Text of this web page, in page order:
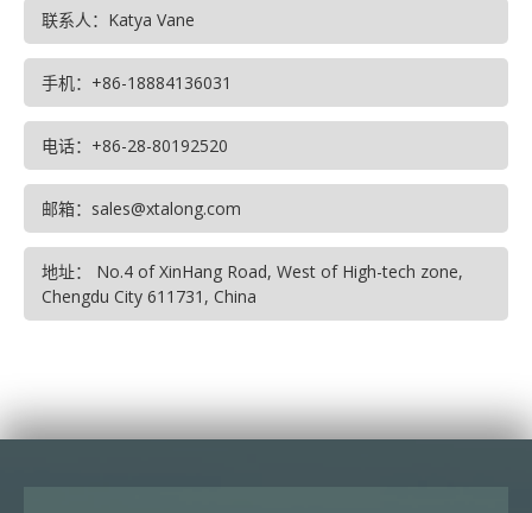
联系人：Katya Vane
手机：+86-18884136031
电话：+86-28-80192520
邮箱：sales@xtalong.com
地址： No.4 of XinHang Road, West of High-tech zone,
Chengdu City 611731, China